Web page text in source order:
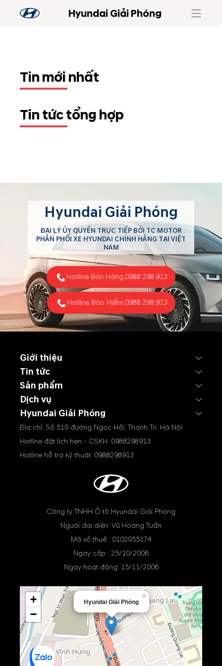
Hyundai Giải Phóng
Tin mới nhất
Tin tức tổng hợp
Hyundai Giải Phóng
ĐẠI LÝ ỦY QUYỀN TRỰC TIẾP BỞI TC MOTOR
PHÂN PHỐI XE HYUNDAI CHÍNH HÃNG TẠI VIỆT
NAM
Hotline Bán Hàng:0988.298.913
Hotline Bảo Hiểm:0988.298.913
Giới thiệu
Tin tức
Sản phẩm
Dịch vụ
Hyundai Giải Phóng
Địa chỉ: Số 510 đường Ngọc Hồi, Thanh Trì, Hà Nội
Hotline đặt lịch hẹn - CSKH: 0988298913
Hotline hỗ trợ kỹ thuật: 0988298913
Công ty TNHH Ô tô Hyundai Giải Phóng
Người đại diện: Vũ Hoàng Tuấn
Mã số thuế : 0102055174
Ngày cấp : 25/10/2006
Ngày hoạt động: 15/11/2006
Hyundai Giải Phóng
×
+
−